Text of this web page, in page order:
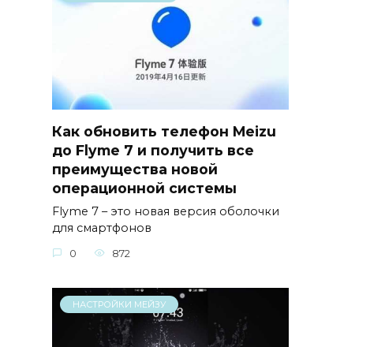
Как обновить телефон Meizu
до Flyme 7 и получить все
преимущества новой
операционной системы
Flyme 7 – это новая версия оболочки
для смартфонов
0 872
НАСТРОЙКИ МЕЙЗУ